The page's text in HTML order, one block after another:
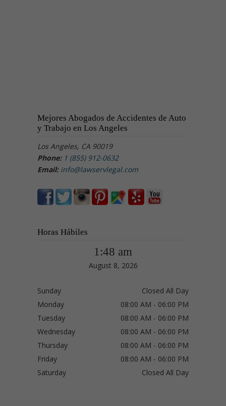
Mejores Abogados de Accidentes de Auto
y Trabajo en Los Angeles
Los Angeles, CA 90019
Phone: 1 (855) 912-0632
Email: info@lawservlegal.com
Horas Hábiles
1:48 am
August 8, 2026
Sunday
Closed All Day
Monday
08:00 AM - 06:00 PM
Tuesday
08:00 AM - 06:00 PM
Wednesday
08:00 AM - 06:00 PM
Thursday
08:00 AM - 06:00 PM
Friday
08:00 AM - 06:00 PM
Saturday
Closed All Day